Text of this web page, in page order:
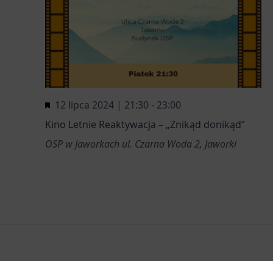
Wyróżnione
12 lipca 2024 | 21:30 - 23:00
Kino Letnie Reaktywacja – „Znikąd donikąd”
OSP w Jaworkach ul. Czarna Woda 2, Jaworki